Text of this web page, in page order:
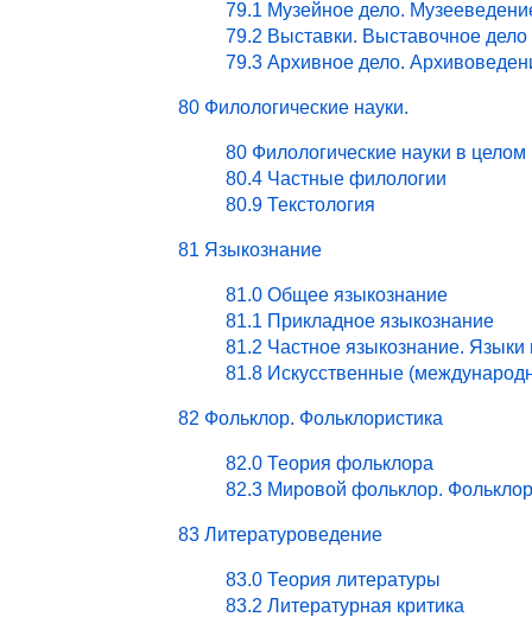
79.1 Музейное дело.
79.2 Выставки. Выставочное дело
79.3 Архивное дело.
80 Филологические науки.
80 Филологические науки в целом
80.4 Частные филологии
80.9 Текстология
81 Языкознание
81.0 Общее языкознание
81.1 Прикладное языкознание
81.2 Частное языкознание. Языки
81.8 Искусственные
82 Фольклор. Фольклористика
82.0 Теория фольклора
82.3 Мировой фольклор.
83 Литературоведение
83.0 Теория литературы
83.2 Литературная критика